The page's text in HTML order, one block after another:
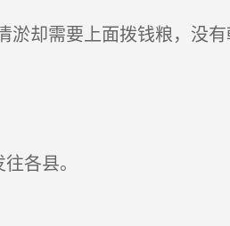
却需要上面拨钱粮，没
各县。